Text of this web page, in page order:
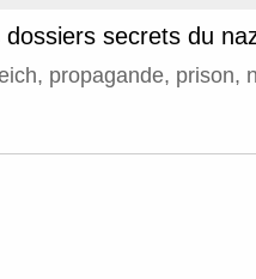
secrets du
, propagande, prison,